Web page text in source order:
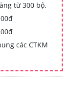
từ 300 bộ.
các CTKM